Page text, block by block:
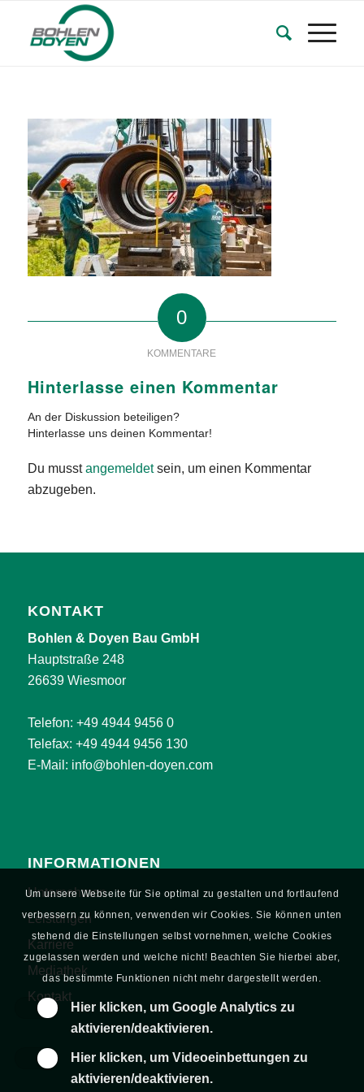
0
KOMMENTARE
Hinterlasse einen Kommentar
An der Diskussion beteiligen?
Hinterlasse uns deinen Kommentar!
Du musstangemeldetsein, um einen Kommentar
abzugeben.
KONTAKT
Bohlen & Doyen Bau GmbH
Hauptstraße 248
26639 Wiesmoor
Telefon: +49 4944 9456 0
Telefax: +49 4944 9456 130
E-Mail: info@bohlen-doyen.com
INFORMATIONEN
Unternehmen
Leistungen
Karriere
Mediathek
Kontakt
Um unsere Webseite für Sie optimal zu gestalten und fortlaufend
verbessern zu können, verwenden wir Cookies. Sie können unten
stehend die Einstellungen selbst vornehmen, welche Cookies
zugelassen werden und welche nicht! Beachten Sie hierbei aber,
das bestimmte Funktionen nicht mehr dargestellt werden.
Hier klicken, um Google Analytics zu
aktivieren/deaktivieren.
Hier klicken, um Videoeinbettungen zu
aktivieren/deaktivieren.